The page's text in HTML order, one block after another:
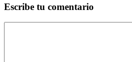
Escribe tu comentario